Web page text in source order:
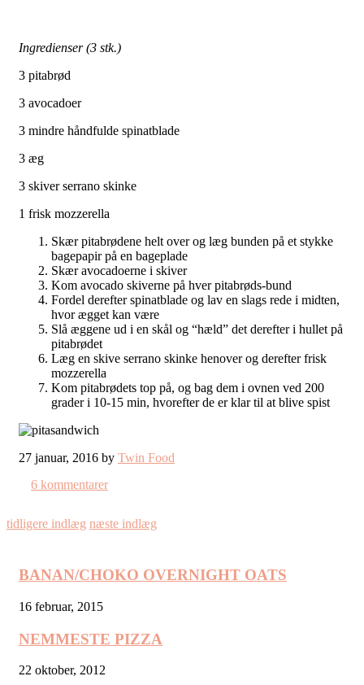
Ingredienser (3 stk.)
3 pitabrød
3 avocadoer
3 mindre håndfulde spinatblade
3 æg
3 skiver serrano skinke
1 frisk mozzerella
Skær pitabrødene helt over og læg bunden på et stykke
bagepapir på en bageplade
Skær avocadoerne i skiver
Kom avocado skiverne på hver pitabrøds-bund
Fordel derefter spinatblade og lav en slags rede i midten,
hvor ægget kan være
Slå æggene ud i en skål og “hæld” det derefter i hullet på
pitabrødet
Læg en skive serrano skinke henover og derefter frisk
mozzerella
Kom pitabrødets top på, og bag dem i ovnen ved 200
grader i 10-15 min, hvorefter de er klar til at blive spist
27 januar, 2016 by Twin Food
6 kommentarer
tidligere indlæg næste indlæg
BANAN/CHOKO OVERNIGHT OATS
16 februar, 2015
NEMMESTE PIZZA
22 oktober, 2012